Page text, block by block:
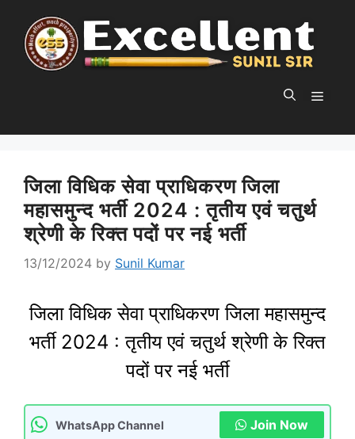
content
जिला विधिक सेवा प्राधिकरण जिला
महासमुन्द भर्ती 2024 : तृतीय एवं चतुर्थ
श्रेणी के रिक्त पदों पर नई भर्ती
13/12/2024 by Sunil Kumar
जिला विधिक सेवा प्राधिकरण जिला महासमुन्द
भर्ती 2024 : तृतीय एवं चतुर्थ श्रेणी के रिक्त
पदों पर नई भर्ती
WhatsApp Channel Join Now